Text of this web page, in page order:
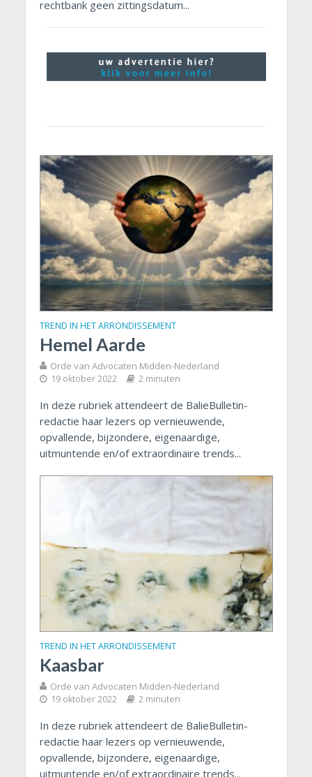
rechtbank geen zittingsdatum...
TREND IN HET ARRONDISSEMENT
Hemel Aarde
Orde van Advocaten Midden-Nederland
19 oktober 2022 2 minuten
In deze rubriek attendeert de BalieBulletin-
redactie haar lezers op vernieuwende,
opvallende, bijzondere, eigenaardige,
uitmuntende en/of extraordinaire trends...
TREND IN HET ARRONDISSEMENT
Kaasbar
Orde van Advocaten Midden-Nederland
19 oktober 2022 2 minuten
In deze rubriek attendeert de BalieBulletin-
redactie haar lezers op vernieuwende,
opvallende, bijzondere, eigenaardige,
uitmuntende en/of extraordinaire trends...